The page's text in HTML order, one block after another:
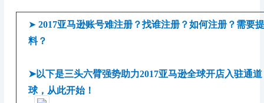
➤ 2017亚马逊账号难注册？找谁注册？如何注册？需要
料？
➤以下是三头六臂强势助力2017亚马逊全球开店入驻通
球，从此开始！